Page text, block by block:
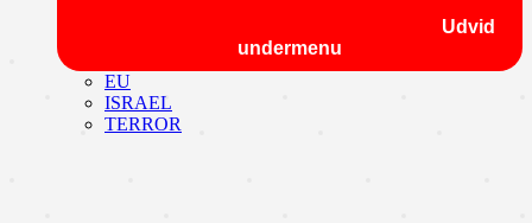
Udvid
undermenu
EU
ISRAEL
TERROR